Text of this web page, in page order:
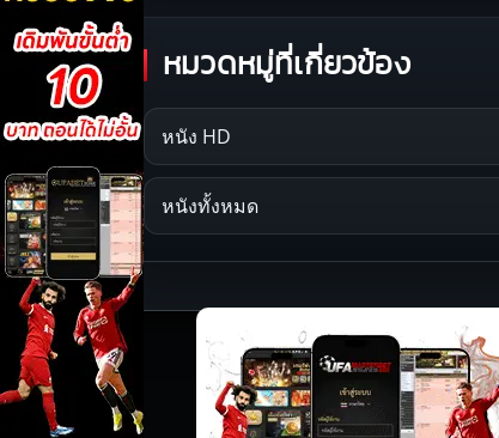
หมวดหมู่ที่เกี่ยวข้อง
หนัง HD
หนังทั้งหมด